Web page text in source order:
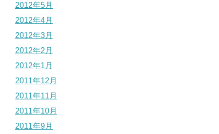
2012年5月
2012年4月
2012年3月
2012年2月
2012年1月
2011年12月
2011年11月
2011年10月
2011年9月